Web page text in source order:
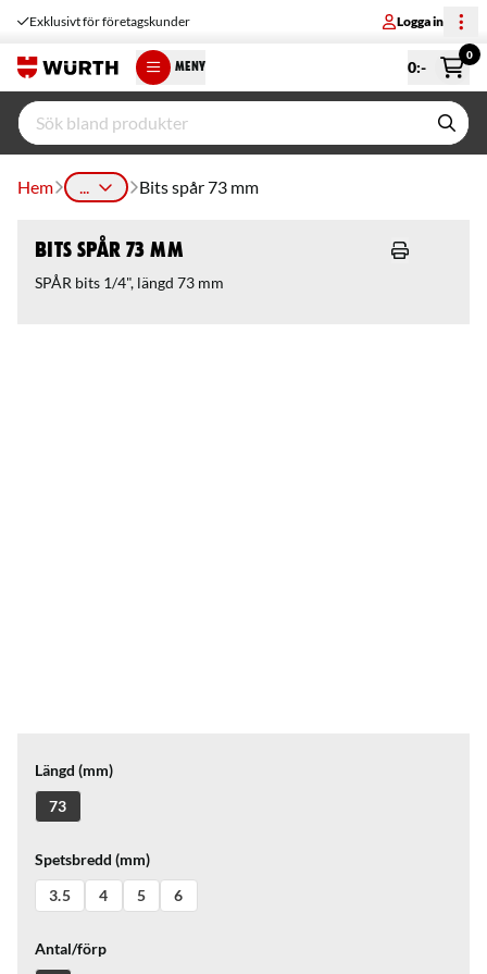
Exklusivt för företagskunder Logga in
MENY 0:-
0
Hem ... Bits spår 73 mm
Bits spår 73 mm
SPÅR bits 1/4", längd 73 mm
Längd (mm)
73
Spetsbredd (mm)
3.5
4 5 6
Antal/förp